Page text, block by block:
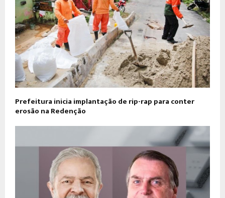
Prefeitura inicia implantação de rip-rap para conter
erosão na Redenção